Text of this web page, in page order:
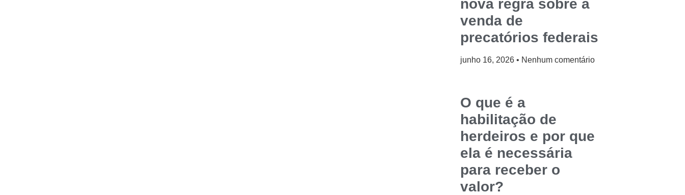
nova regra sobre a
venda de
precatórios federais
junho 16, 2026 Nenhum comentário
O que é a
habilitação de
herdeiros e por que
ela é necessária
para receber o
valor?